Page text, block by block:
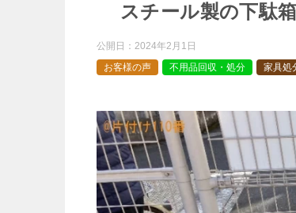
スチール製の下駄
公開日： 2024年2月1日
お客様の声
不用品回収・処分 家具処